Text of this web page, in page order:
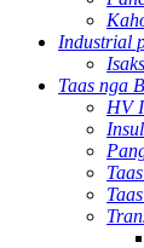
Industrial
Taas nga
HV